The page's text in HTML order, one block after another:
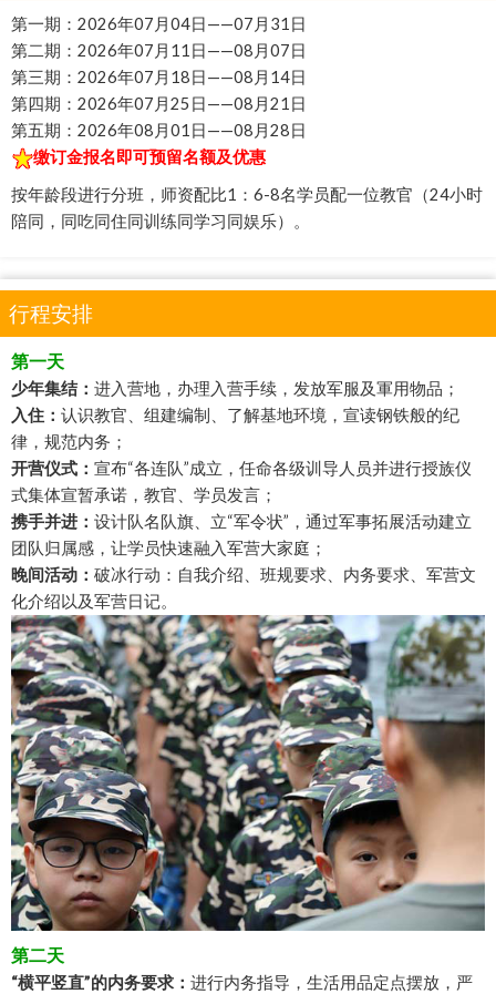
第一期：2026年07月04日——07月31日
第二期：2026年07月11日——08月07日
第三期：2026年07月18日——08月14日
第四期：2026年07月25日——08月21日
第五期：2026年08月01日——08月28日
缴订金报名即可预留名额及优惠
按年龄段进行分班，师资配比1：6-8名学员配一位教官（24小时
陪同，同吃同住同训练同学习同娱乐）。
行程安排
第一天
少年集结： 进入营地，办理入营手续，发放军服及軍用物品；
入住： 认识教官、组建编制、了解基地环境，宣读钢铁般的纪
律，规范内务；
开营仪式： 宣布“各连队”成立，任命各级训导人员并进行授族仪
式集体宣暂承诺，教官、学员发言；
携手并进： 设计队名队旗、立“军令状”，通过军事拓展活动建立
团队归属感，让学员快速融入军营大家庭；
晚间活动： 破冰行动：自我介绍、班规要求、内务要求、军营文
化介绍以及军营日记。
第二天
“横平竖直”的内务要求： 进行内务指导，生活用品定点摆放，严